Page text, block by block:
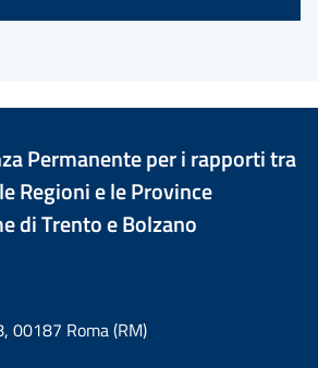
Permanente per i rapporti tra
Regioni e le Province
di Trento e Bolzano
00187 Roma (RM)